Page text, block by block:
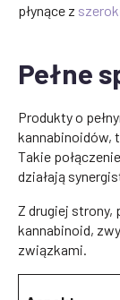
płynące z
Pełne
Produkty o
kannabinoidów,
Takie
działają
Z drugiej strony,
kannabinoid,
związkami.